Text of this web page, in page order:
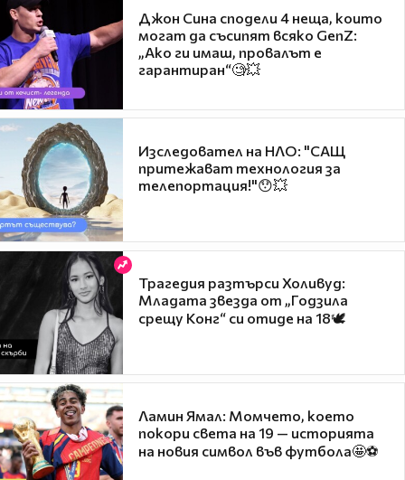
Джон Сина сподели 4 неща, които
могат да съсипят всяко GenZ:
„Ако ги имаш, провалът е
гарантиран“🧐💥
Изследовател на НЛО: "САЩ
притежават технология за
телепортация!"😯💥
Трагедия разтърси Холивуд:
Младата звезда от „Годзила
срещу Конг“ си отиде на 18🕊️
Ламин Ямал: Момчето, което
покори света на 19 — историята
на новия символ във футбола🤩⚽